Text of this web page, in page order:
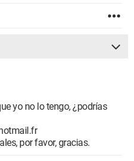
yo no lo tengo, ¿podrías
por favor, gracias.